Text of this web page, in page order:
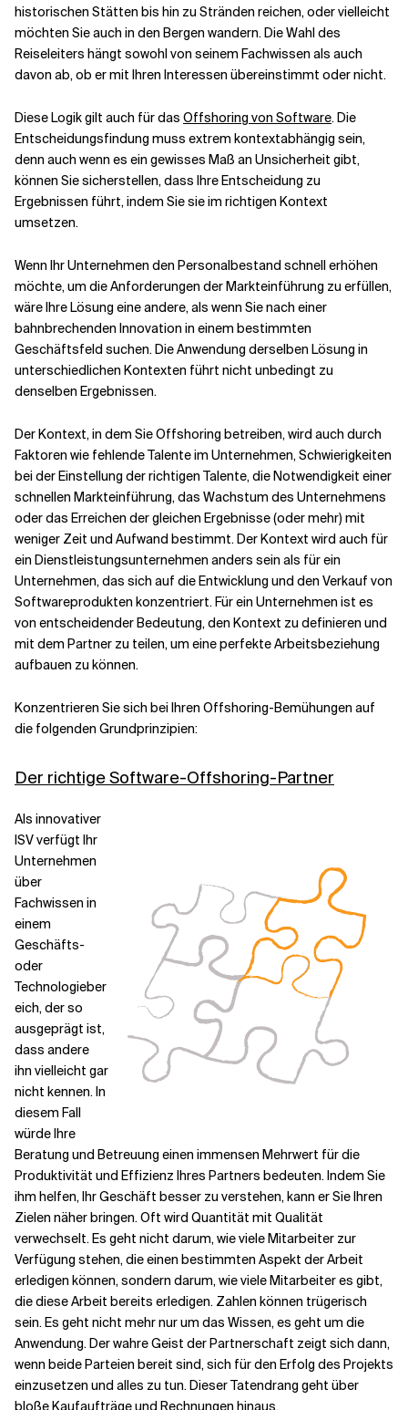
historischen Stätten bis hin zu Stränden reichen, oder vielleicht
möchten Sie auch in den Bergen wandern. Die Wahl des
Reiseleiters hängt sowohl von seinem Fachwissen als auch
davon ab, ob er mit Ihren Interessen übereinstimmt oder nicht.
Diese Logik gilt auch für das Offshoring von Software. Die
Entscheidungsfindung muss extrem kontextabhängig sein,
denn auch wenn es ein gewisses Maß an Unsicherheit gibt,
können Sie sicherstellen, dass Ihre Entscheidung zu
Ergebnissen führt, indem Sie sie im richtigen Kontext
umsetzen.
Wenn Ihr Unternehmen den Personalbestand schnell erhöhen
möchte, um die Anforderungen der Markteinführung zu erfüllen,
wäre Ihre Lösung eine andere, als wenn Sie nach einer
bahnbrechenden Innovation in einem bestimmten
Geschäftsfeld suchen. Die Anwendung derselben Lösung in
unterschiedlichen Kontexten führt nicht unbedingt zu
denselben Ergebnissen.
Der Kontext, in dem Sie Offshoring betreiben, wird auch durch
Faktoren wie fehlende Talente im Unternehmen, Schwierigkeiten
bei der Einstellung der richtigen Talente, die Notwendigkeit einer
schnellen Markteinführung, das Wachstum des Unternehmens
oder das Erreichen der gleichen Ergebnisse (oder mehr) mit
weniger Zeit und Aufwand bestimmt. Der Kontext wird auch für
ein Dienstleistungsunternehmen anders sein als für ein
Unternehmen, das sich auf die Entwicklung und den Verkauf von
Softwareprodukten konzentriert. Für ein Unternehmen ist es
von entscheidender Bedeutung, den Kontext zu definieren und
mit dem Partner zu teilen, um eine perfekte Arbeitsbeziehung
aufbauen zu können.
Konzentrieren Sie sich bei Ihren Offshoring-Bemühungen auf
die folgenden Grundprinzipien:
Der richtige Software-Offshoring-Partner
Als innovativer
ISV verfügt Ihr
Unternehmen
über
Fachwissen in
einem
Geschäfts-
oder
Technologieber
eich, der so
ausgeprägt ist,
dass andere
ihn vielleicht gar
nicht kennen. In
diesem Fall
würde Ihre
Beratung und Betreuung einen immensen Mehrwert für die
Produktivität und Effizienz Ihres Partners bedeuten. Indem Sie
ihm helfen, Ihr Geschäft besser zu verstehen, kann er Sie Ihren
Zielen näher bringen. Oft wird Quantität mit Qualität
verwechselt. Es geht nicht darum, wie viele Mitarbeiter zur
Verfügung stehen, die einen bestimmten Aspekt der Arbeit
erledigen können, sondern darum, wie viele Mitarbeiter es gibt,
die diese Arbeit bereits erledigen. Zahlen können trügerisch
sein. Es geht nicht mehr nur um das Wissen, es geht um die
Anwendung. Der wahre Geist der Partnerschaft zeigt sich dann,
wenn beide Parteien bereit sind, sich für den Erfolg des Projekts
einzusetzen und alles zu tun. Dieser Tatendrang geht über
bloße Kaufaufträge und Rechnungen hinaus.